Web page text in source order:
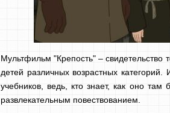
Мультфильм "Крепость" – свидетельство
детей различных возрастных
учебников, ведь, кто знает, как оно
развлекательным повествованием.